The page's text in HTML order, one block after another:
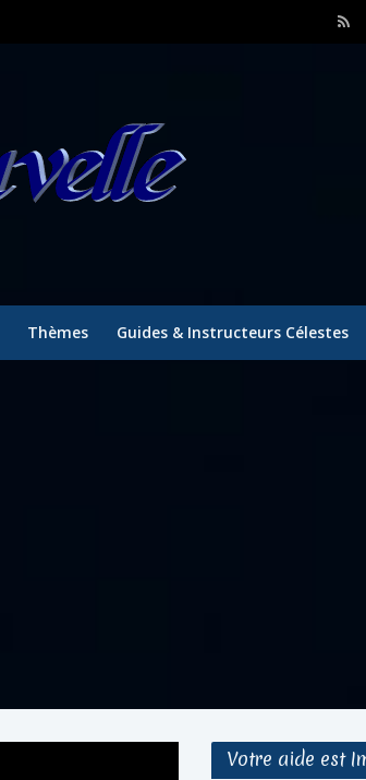
Thèmes Guides & Instructeurs Célestes
Votre aide est